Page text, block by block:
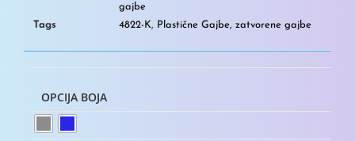
gajbe
Tags
4822-K, Plastične Gajbe, zatvorene gajbe
OPCIJA BOJA